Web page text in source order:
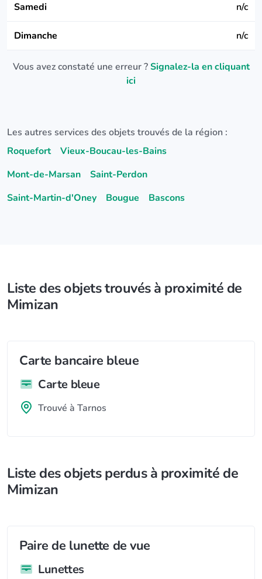
Samedi n/c
Dimanche n/c
Vous avez constaté une erreur ?Signalez-la en cliquant
ici
Les autres services des objets trouvés de la région :
Roquefort
Vieux-Boucau-les-Bains
Mont-de-Marsan
Saint-Perdon
Saint-Martin-d'Oney
Bougue Bascons
Liste des objets trouvés à proximité de
Mimizan
Carte bancaire bleue
Carte bleue
Trouvé à Tarnos
Liste des objets perdus à proximité de
Mimizan
Paire de lunette de vue
Lunettes